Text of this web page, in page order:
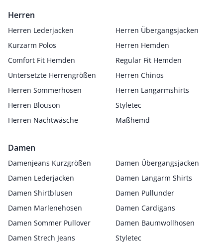
Herren
Herren Lederjacken
Herren Übergangsjacken
Kurzarm Polos
Herren Hemden
Comfort Fit Hemden
Regular Fit Hemden
Untersetzte Herrengrößen
Herren Chinos
Herren Sommerhosen
Herren Langarmshirts
Herren Blouson
Styletec
Herren Nachtwäsche
Maßhemd
Damen
Damenjeans Kurzgrößen
Damen Übergangsjacken
Damen Lederjacken
Damen Langarm Shirts
Damen Shirtblusen
Damen Pullunder
Damen Marlenehosen
Damen Cardigans
Damen Sommer Pullover
Damen Baumwollhosen
Damen Strech Jeans
Styletec